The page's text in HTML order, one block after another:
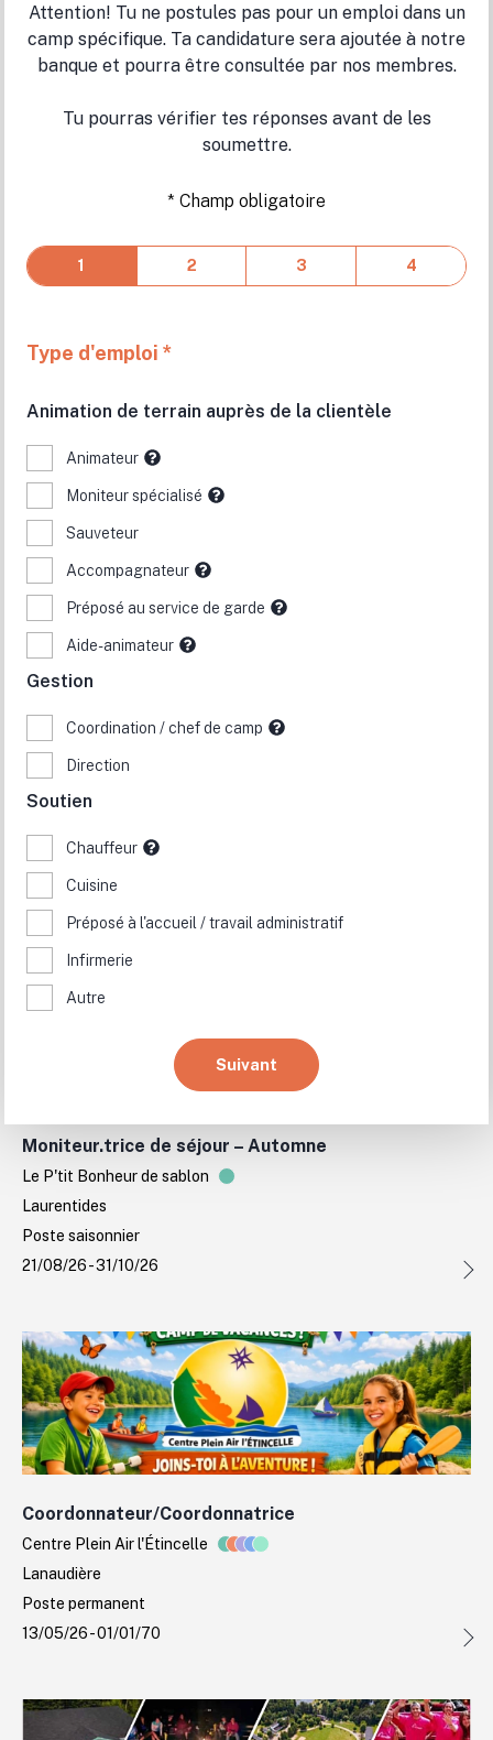
Animateur(trice) - Groupes scolaires
Centre Notre-Dame de la Rouge
Travail occasionnel
Guide de plein air permanent
Mauricie
Poste permanent
01/09/26 - 01/01/70
Coordonnateur.trice à l'animation
Camp de jour sablon
Montréal
06/07/26 - 01/01/70
Moniteur.trice de séjour – Automne
Le P'tit Bonheur de sablon
Laurentides
Poste saisonnier
21/08/26 - 31/10/26
Coordonnateur/Coordonnatrice
Centre Plein Air l'Étincelle
Lanaudière
Poste permanent
13/05/26 - 01/01/70
Attention! Tu ne postules pas pour un emploi dans un
camp spécifique. Ta candidature sera ajoutée à notre
banque et pourra être consultée par nos membres.
Tu pourras vérifier tes réponses avant de les
soumettre.
* Champ obligatoire
1 2 3 4
Type d'emploi *
Animation de terrain auprès de la clientèle
Animateur
Moniteur spécialisé
Sauveteur
Accompagnateur
Préposé au service de garde
Aide-animateur
Gestion
Coordination / chef de camp
Direction
Soutien
Chauffeur
Cuisine
Préposé à l'accueil / travail administratif
Infirmerie
Autre
Suivant